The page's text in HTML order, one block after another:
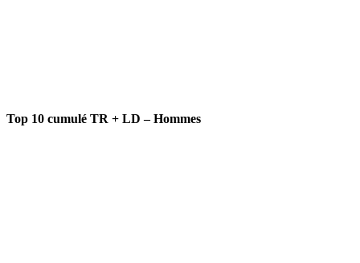
Top 10 cumulé TR + LD – Hommes